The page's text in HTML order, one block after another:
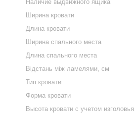
Наличие выдвижного ящика
Ширина кровати
Длина кровати
Ширина спального места
Длина спального места
Відстань між ламелями, см
Тип кровати
Форма кровати
Высота кровати с учетом изголовья